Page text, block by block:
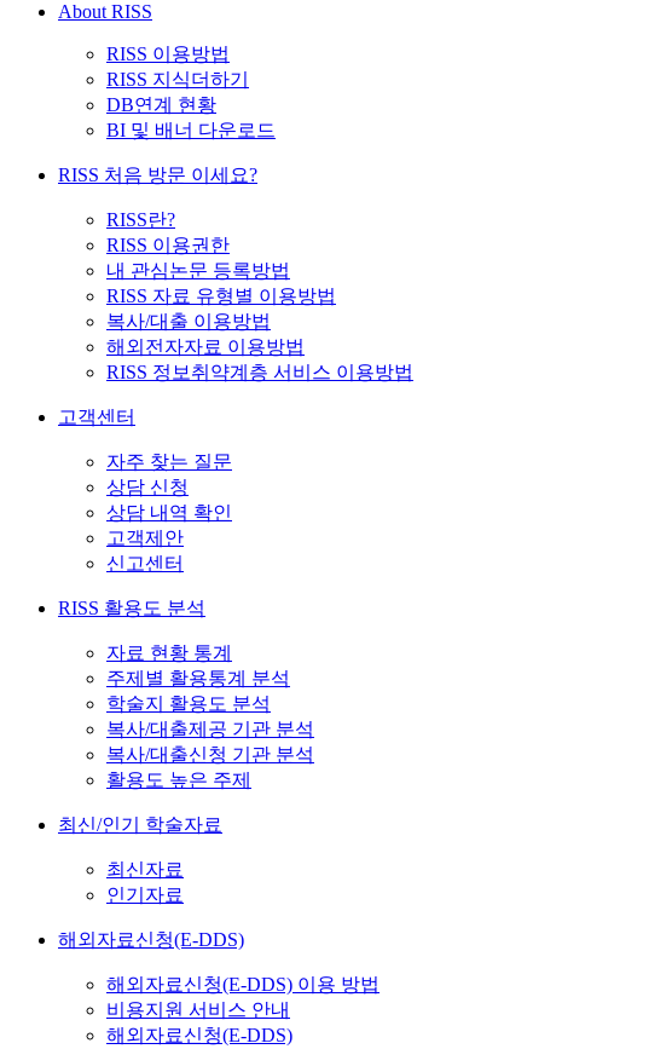
About RISS
RISS 이용방법
RISS 지식더하기
DB연계 현황
BI 및 배너 다운로드
RISS 처음 방문 이세요?
RISS란?
RISS 이용권한
내 관심논문 등록방법
RISS 자료 유형별 이용방법
복사/대출 이용방법
해외전자자료 이용방법
RISS 정보취약계층 서비스 이용방법
고객센터
자주 찾는 질문
상담 신청
상담 내역 확인
고객제안
신고센터
RISS 활용도 분석
자료 현황 통계
주제별 활용통계 분석
학술지 활용도 분석
복사/대출제공 기관 분석
복사/대출신청 기관 분석
활용도 높은 주제
최신/인기 학술자료
최신자료
인기자료
해외자료신청(E-DDS)
해외자료신청(E-DDS) 이용 방법
비용지원 서비스 안내
해외자료신청(E-DDS)